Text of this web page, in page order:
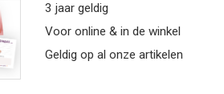
3 jaar geldig
Voor online & in de winkel
Geldig op al onze artikelen